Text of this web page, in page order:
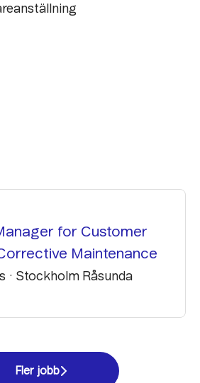
for Customer
Maintenance
· Stockholm Råsunda
Fler jobb